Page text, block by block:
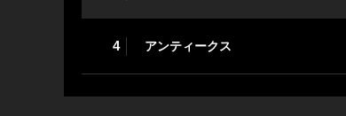
4 アンティークス